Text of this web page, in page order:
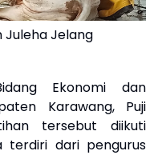
Juleha Jelang
Ekonomi dan
Karawang, Puji
tersebut diikuti
terdiri dari pengurus